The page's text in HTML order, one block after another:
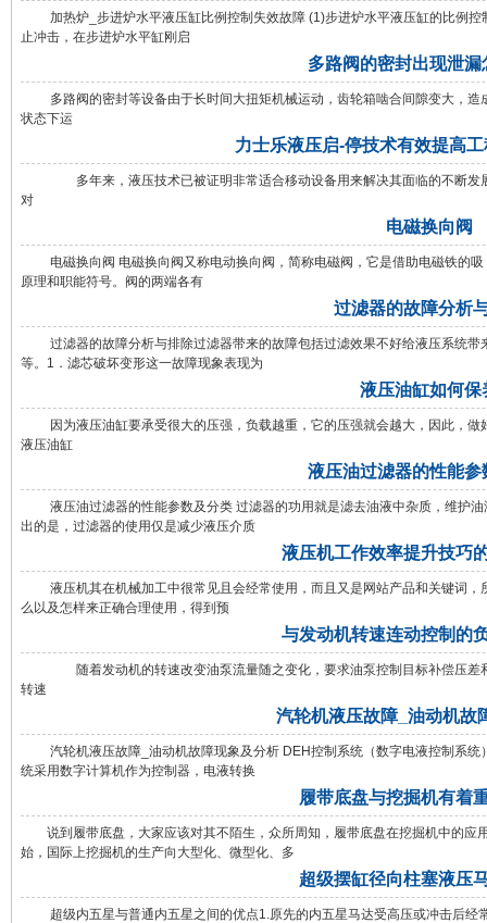
加热炉_步进炉水平液压缸比例控制失效故障 (1)步进炉水平液压缸的比例控
止冲击，在步进炉水平缸刚启
多路阀的密封出现泄漏
多路阀的密封等设备由于长时间大扭矩机械运动，齿轮箱啮合间隙变大，造
状态下运
力士乐液压启-停技术有效提高
多年来，液压技术已被证明非常适合移动设备用来解决其面临的不断发展
对
电磁换向阀
电磁换向阀 电磁换向阀又称电动换向阀，简称电磁阀，它是借助电磁铁的吸
原理和职能符号。阀的两端各有
过滤器的故障分析
过滤器的故障分析与排除过滤器带来的故障包括过滤效果不好给液压系统带
等。1．滤芯破坏变形这一故障现象表现为
液压油缸如何保
因为液压油缸要承受很大的压强，负载越重，它的压强就会越大，因此，做
液压油缸
液压油过滤器的性能参
液压油过滤器的性能参数及分类 过滤器的功用就是滤去油液中杂质，维护油
出的是，过滤器的使用仅是减少液压介质
液压机工作效率提升技巧
液压机其在机械加工中很常见且会经常使用，而且又是网站产品和关键词，
么以及怎样来正确合理使用，得到预
与发动机转速连动控制的
随着发动机的转速改变油泵流量随之变化，要求油泵控制目标补偿压差和
转速
汽轮机液压故障_油动机故
汽轮机液压故障_油动机故障现象及分析 DEH控制系统（数字电液控制系统
统采用数字计算机作为控制器，电液转换
履带底盘与挖掘机有着
说到履带底盘，大家应该对其不陌生，众所周知，履带底盘在挖掘机中的应
始，国际上挖掘机的生产向大型化、微型化、多
超级摆缸径向柱塞液压
超级内五星与普通内五星之间的优点1.原先的内五星马达受高压或冲击后经